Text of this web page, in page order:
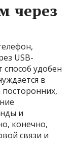
через
USB-
удобен
в
и
конечно,
связи и